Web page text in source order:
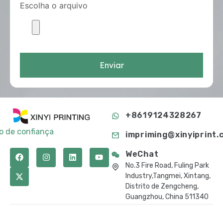
Escolha o arquivo
Enviar
de confiança
+8619124328267
WeChat
No.3 Fire Road, Fuling Park
Industry,Tangmei, Xintang,
Distrito de Zengcheng,
Guangzhou, China 511340